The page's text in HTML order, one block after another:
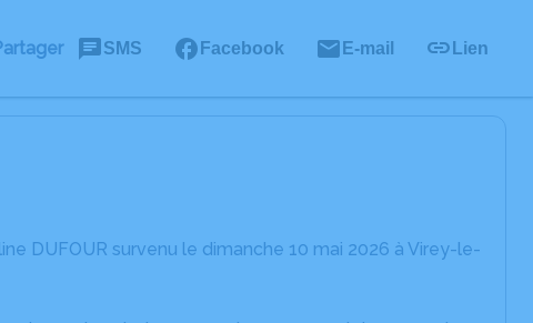
SMS Facebook E-mail Lien
DUFOUR survenu le dimanche 10 mai 2026 à Virey-le-